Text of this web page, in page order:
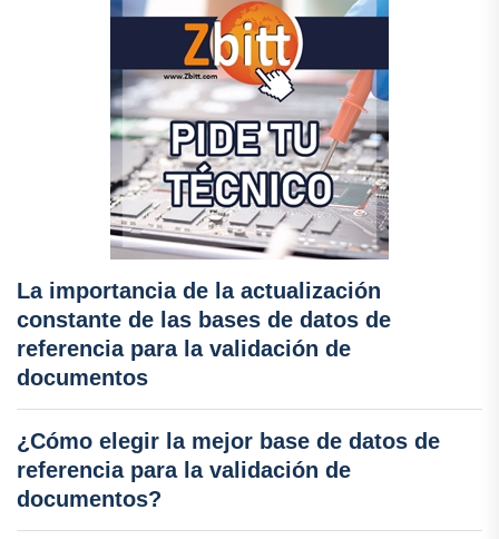
La importancia de la actualización
constante de las bases de datos de
referencia para la validación de
documentos
¿Cómo elegir la mejor base de datos de
referencia para la validación de
documentos?